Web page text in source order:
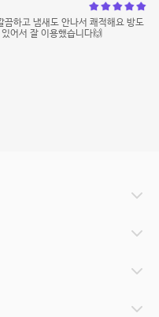
하고 냄새도 안나서 쾌적해요 방도
어서 잘 이용했습니다🙌